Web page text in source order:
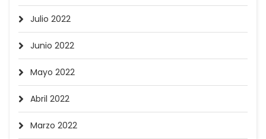
Julio 2022
Junio 2022
Mayo 2022
Abril 2022
Marzo 2022